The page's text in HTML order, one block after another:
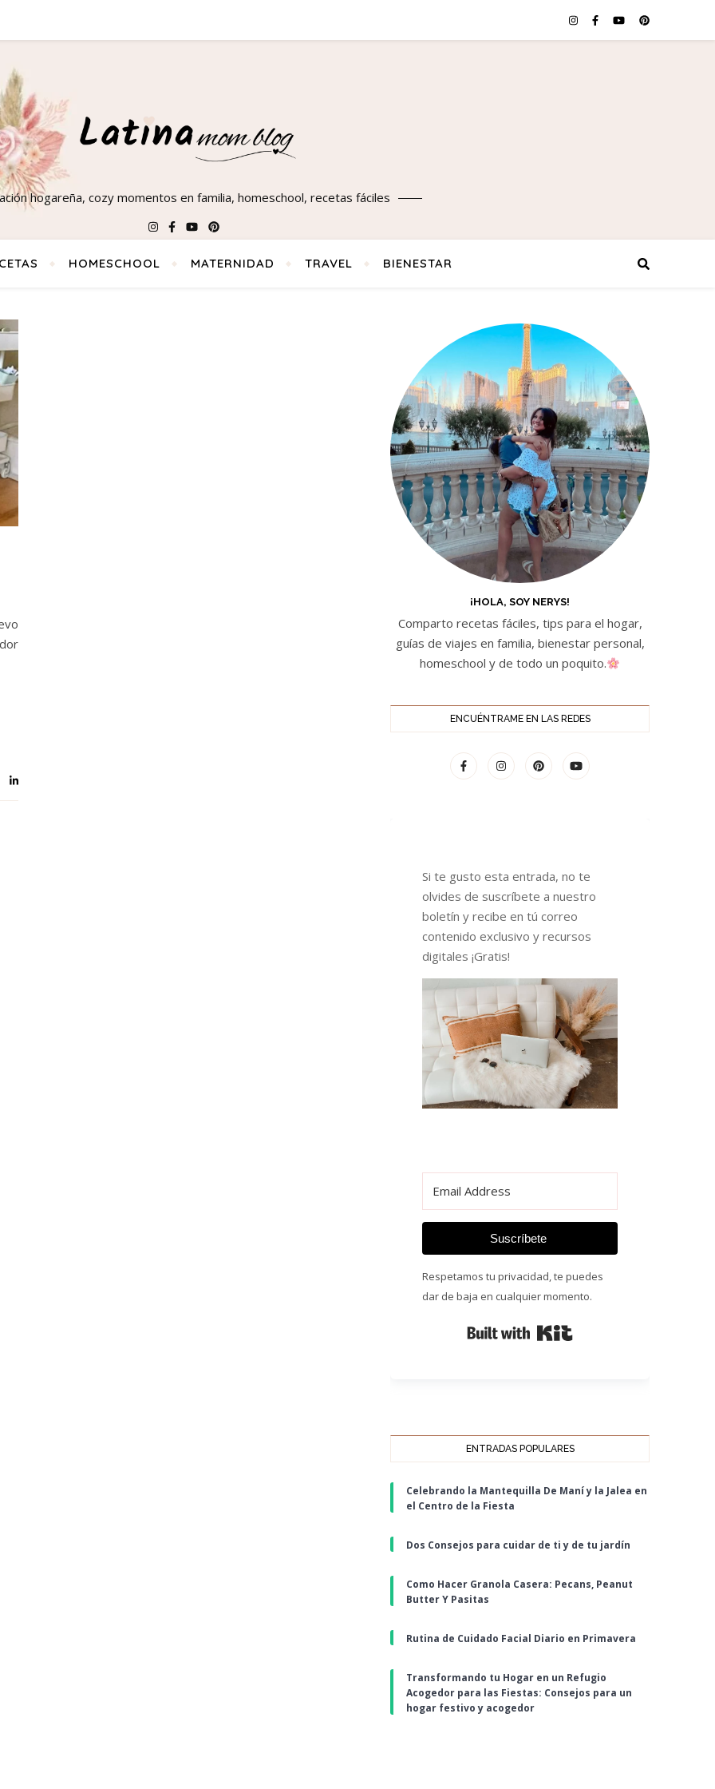
hogareña, cozy momentos en familia, homeschool, recetas fáciles
HOMESCHOOL MATERNIDAD TRAVEL BIENESTAR
¡HOLA, SOY NERYS!
Comparto recetas fáciles, tips para el hogar,
guías de viajes en familia, bienestar personal,
homeschool y de todo un poquito.
ENCUÉNTRAME EN LAS REDES
Si te gusto esta entrada, no te
olvides de suscríbete a nuestro
boletín y recibe en tú correo
contenido exclusivo y recursos
digitales ¡Gratis!
Suscríbete
Respetamos tu privacidad, te puedes
dar de baja en cualquier momento.
ENTRADAS POPULARES
Celebrando la Mantequilla De Maní y la Jalea en
el Centro de la Fiesta
Dos Consejos para cuidar de ti y de tu jardín
Como Hacer Granola Casera: Pecans, Peanut
Butter Y Pasitas
Rutina de Cuidado Facial Diario en Primavera
Transformando tu Hogar en un Refugio
Acogedor para las Fiestas: Consejos para un
hogar festivo y acogedor